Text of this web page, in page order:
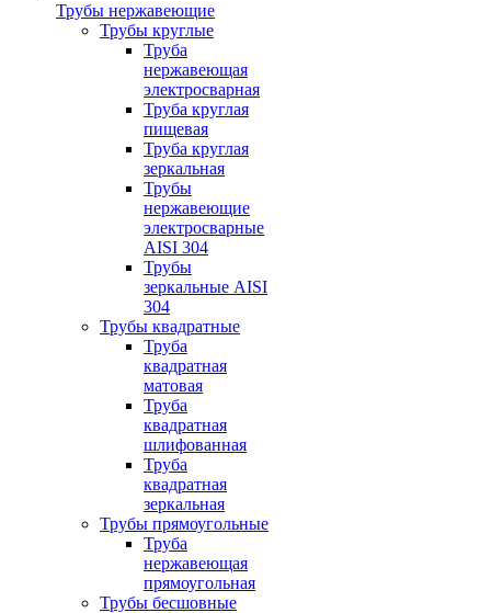
Трубы нержавеющие
Трубы круглые
Труба
нержавеющая
электросварная
Труба круглая
пищевая
Труба круглая
зеркальная
Трубы
нержавеющие
электросварные
AISI 304
Трубы
зеркальные AISI
304
Трубы квадратные
Труба
квадратная
матовая
Труба
квадратная
шлифованная
Труба
квадратная
зеркальная
Трубы прямоугольные
Труба
нержавеющая
прямоугольная
Трубы бесшовные